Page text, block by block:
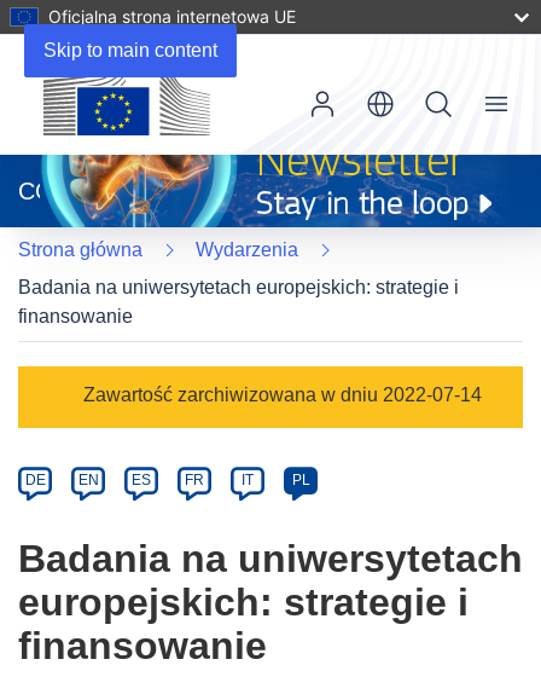
Skip to main content
Oficjalna strona internetowa UE
otworzy
się
w
nowym
oknie)
CORDIS
Menu
Strona główna
Wydarzenia
Badania na uniwersytetach europejskich: strategie i
finansowanie
category
Zawartość zarchiwizowana w dniu 2022-07-14
Article
available
the
following
languages:
DE EN ES FR IT PL
Badania na uniwersytetach
europejskich: strategie i
finansowanie